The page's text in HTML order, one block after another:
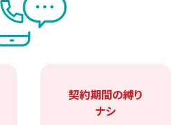
契約期間の縛り
ナシ